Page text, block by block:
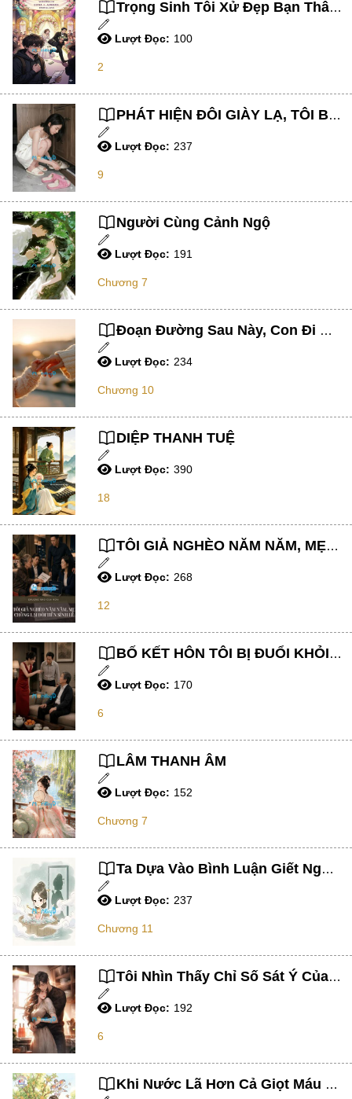
Xuyên Sách
Vô Tri
Học Đường
Điền Văn
Thanh Xuân Vườn Trường
Cưới Trước Yêu Sau
Đam Mỹ
Không CP
Hành Động
Gương Vỡ Lại Lành
Phương Đông
Showbiz
Ngược Nữ
Ngược Nam
Tiên Hiệp
Khác
Niên Đại
Cường Thủ Hào Đoạt
Trinh Thám
Ngược Luyến Tàn Tâm
Thức Tỉnh Nhân Vật
Học Bá
OE
Bình Luận Cốt Truyện
SE
Mạt Thế
Phiêu Lưu
Hoán Đổi Thân Xác
Đọc Tâm
Mỹ Thực
Phép Thuật
Nhân Thú
Truyền Cảm Hứng
BE
Huyền Ảo/Kỳ Ảo
Gả Thay
Bách Hợp
Trọng Sinh Tôi Xử Đẹp Bạn Thân Cũ
Lượt Đọc: 100
2
PHÁT HIỆN ĐÔI GIÀY LẠ, TÔI BIẾT CHỒNG MÌNH ĐÃ NGOẠI TÌNH
Lượt Đọc: 237
9
Người Cùng Cảnh Ngộ
Lượt Đọc: 191
Chương 7
Đoạn Đường Sau Này, Con Đi Cùng Mẹ
Lượt Đọc: 234
Chương 10
DIỆP THANH TUỆ
Lượt Đọc: 390
18
TÔI GIẢ NGHÈO NĂM NĂM, MẸ CHỒNG LẠI ĐÒI TIỀN SÍNH LỄ
Lượt Đọc: 268
12
BỐ KẾT HÔN TÔI BỊ ĐUỔI KHỎI NHÀ, MẸ ÂM THẦM GIÚP TÔI ÔM HẾT TÀI SẢN CỦA ÔNG TA
Lượt Đọc: 170
6
LÂM THANH ÂM
Lượt Đọc: 152
Chương 7
Ta Dựa Vào Bình Luận Giết Ngược Lại Nữ Chính
Lượt Đọc: 237
Chương 11
Tôi Nhìn Thấy Chỉ Số Sát Ý Của Chồng Sắp Cưới
Lượt Đọc: 192
6
Khi Nước Lã Hơn Cả Giọt Máu Đào